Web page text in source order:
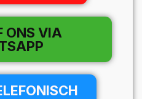
ONS VIA